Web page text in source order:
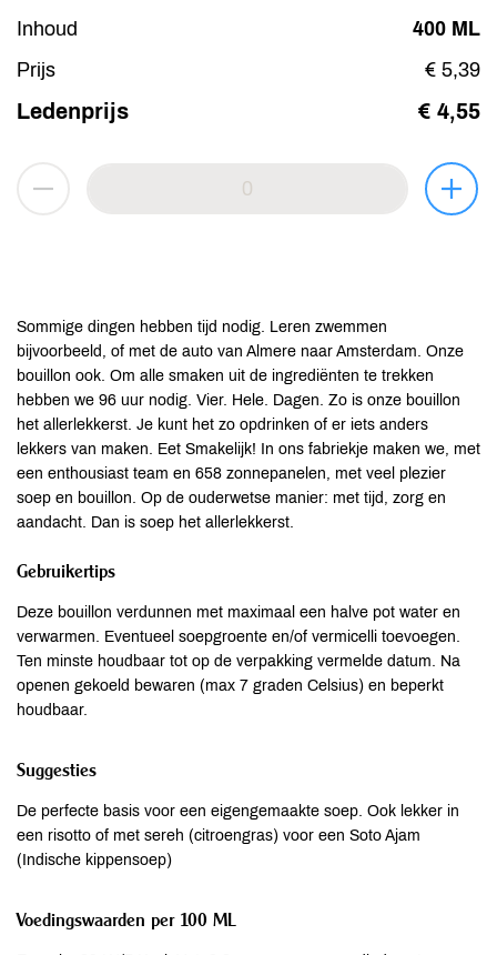
Inhoud
400 ML
Prijs
€ 5,39
Ledenprijs € 4,55
Sommige dingen hebben tijd nodig. Leren zwemmen
bijvoorbeeld, of met de auto van Almere naar Amsterdam. Onze
bouillon ook. Om alle smaken uit de ingrediënten te trekken
hebben we 96 uur nodig. Vier. Hele. Dagen. Zo is onze bouillon
het allerlekkerst. Je kunt het zo opdrinken of er iets anders
lekkers van maken. Eet Smakelijk! In ons fabriekje maken we, met
een enthousiast team en 658 zonnepanelen, met veel plezier
soep en bouillon. Op de ouderwetse manier: met tijd, zorg en
aandacht. Dan is soep het allerlekkerst.
Gebruikertips
Deze bouillon verdunnen met maximaal een halve pot water en
verwarmen. Eventueel soepgroente en/of vermicelli toevoegen.
Ten minste houdbaar tot op de verpakking vermelde datum. Na
openen gekoeld bewaren (max 7 graden Celsius) en beperkt
houdbaar.
Suggesties
De perfecte basis voor een eigengemaakte soep. Ook lekker in
een risotto of met sereh (citroengras) voor een Soto Ajam
(Indische kippensoep)
Voedingswaarden per 100 ML